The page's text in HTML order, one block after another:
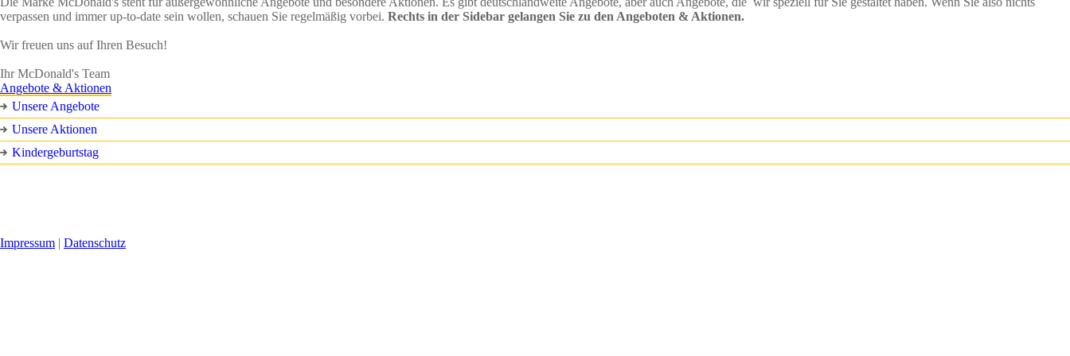
verpassen und immer up-to-date sein wollen, schauen Sie regelmäßig vorbei. Rechts in der Sidebar gelangen Sie zu den Angeboten & Aktionen.
Wir freuen uns auf Ihren Besuch!
Ihr McDonald's Team
Angebote & Aktionen
Unsere Angebote
Unsere Aktionen
Kindergeburtstag
Impressum | Datenschutz